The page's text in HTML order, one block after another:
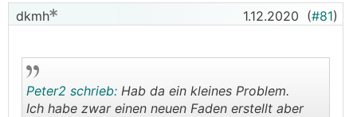
abfragen siehe
https://www.modbustools.com/quick
start.html
Was man dazu noch braucht ist die
Registerbeschreibung, da hab ich mich an folgendes
gehalten (Beitrag von sisasole):
dkmh 1.12.2020 (#81)
Peter2 schrieb: Hab da ein kleines Problem.
Ich habe zwar einen neuen Faden erstellt aber